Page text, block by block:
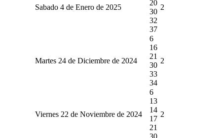
Sabado 4 de Enero de 2025
20
30
32
37
2
Martes 24 de Diciembre de 2024
6
16
21
30
33
34
2
Viernes 22 de Noviembre de 2024
6
13
14
17
21
30
2